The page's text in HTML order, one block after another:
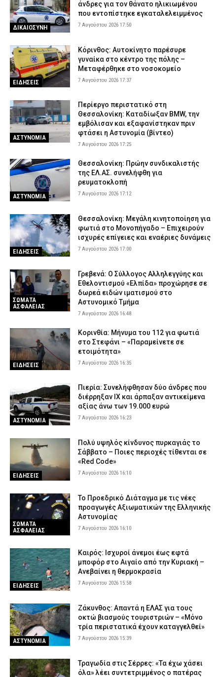
ΑΣΤΥΝΟΜΙΑ 7 Αυγούστου 2026 11:54
ΔΙΚΑΙΟΣΥΝΗ
άνδρες για τον θάνατο ηλικιωμένου
που εντοπίστηκε εγκαταλελειμμένος
7 Αυγούστου 2026 17:50
ΕΙΔΗΣΕΙΣ
Κόρινθος: Αυτοκίνητο παρέσυρε
γυναίκα στο κέντρο της πόλης –
Μεταφέρθηκε στο νοσοκομείο
7 Αυγούστου 2026 17:37
ΑΣΤΥΝΟΜΙΑ
Περίεργο περιστατικό στη
Θεσσαλονίκη: Καταδίωξαν BMW, την
εμβόλισαν και εξαφανίστηκαν πριν
φτάσει η Αστυνομία (βίντεο)
7 Αυγούστου 2026 17:25
ΑΣΤΥΝΟΜΙΑ
Θεσσαλονίκη: Πρώην συνδικαλιστής
της ΕΛ.ΑΣ. συνελήφθη για
ρευματοκλοπή
7 Αυγούστου 2026 17:12
ΕΙΔΗΣΕΙΣ
Θεσσαλονίκη: Μεγάλη κινητοποίηση για
φωτιά στο Μονοπήγαδο – Επιχειρούν
ισχυρές επίγειες και εναέριες δυνάμεις
7 Αυγούστου 2026 17:00
ΣΩΜΑΤΑ
ΑΣΦΑΛΕΙΑΣ
Γρεβενά: Ο Σύλλογος Αλληλεγγύης και
Εθελοντισμού «Ελπίδα» προχώρησε σε
δωρεά ειδών ιματισμού στο
Αστυνομικό Τμήμα
7 Αυγούστου 2026 16:48
ΕΙΔΗΣΕΙΣ
Κορινθία: Μήνυμα του 112 για φωτιά
στο Στεφάνι – «Παραμείνετε σε
ετοιμότητα»
7 Αυγούστου 2026 16:35
ΑΣΤΥΝΟΜΙΑ
Πιερία: Συνελήφθησαν δύο άνδρες που
διέρρηξαν ΙΧ και άρπαξαν αντικείμενα
αξίας άνω των 19.000 ευρώ
7 Αυγούστου 2026 16:23
ΕΙΔΗΣΕΙΣ
Πολύ υψηλός κίνδυνος πυρκαγιάς το
Σάββατο – Ποιες περιοχές τίθενται σε
«Red Code»
7 Αυγούστου 2026 16:10
ΣΩΜΑΤΑ
ΑΣΦΑΛΕΙΑΣ
Το Προεδρικό Διάταγμα με τις νέες
προαγωγές Αξιωματικών της Ελληνικής
Αστυνομίας
7 Αυγούστου 2026 16:10
ΕΙΔΗΣΕΙΣ
Καιρός: Ισχυροί άνεμοι έως εφτά
μποφόρ στο Αιγαίο από την Κυριακή –
Ανεβαίνει η θερμοκρασία
7 Αυγούστου 2026 15:58
ΑΣΤΥΝΟΜΙΑ
Ζάκυνθος: Απαντά η ΕΛΑΣ για τους
οκτώ βιασμούς τουριστριών – «Μόνο
τρία περιστατικά έχουν καταγγελθεί»
7 Αυγούστου 2026 15:39
Τραγωδία στις Σέρρες: «Τα έχω χάσει
όλα» λέει συντετριμμένος ο πατέρας